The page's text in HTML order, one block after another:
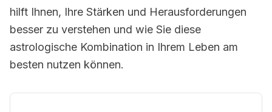
hilft Ihnen, Ihre Stärken und Herausforderungen
besser zu verstehen und wie Sie diese
astrologische Kombination in Ihrem Leben am
besten nutzen können.